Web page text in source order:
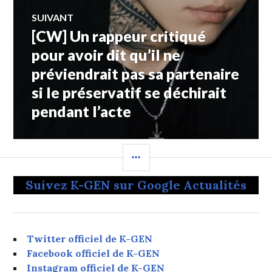
SUIVANT
Article
Suivant:
[CW] Un rappeur critiqué
pour avoir dit qu’il ne
préviendrait pas sa partenaire
si le préservatif se déchirait
pendant l’acte
LATÉRALE
Suivez K-GEN sur Google Actualités
Twitter officiel de K-GEN
Facebook officiel de K-GEN
Instagram officiel de K-GEN